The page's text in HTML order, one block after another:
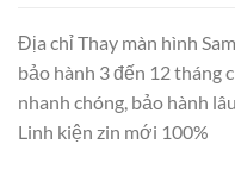
Địa chỉ Thay màn hình
bảo hành 3 đến 12 tháng
nhanh chóng, bảo hành
Linh kiện zin mới 100%